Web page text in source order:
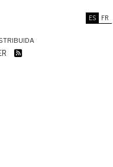
ES FR